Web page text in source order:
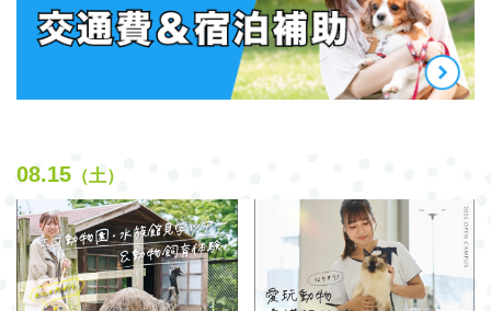
08.15 （土）